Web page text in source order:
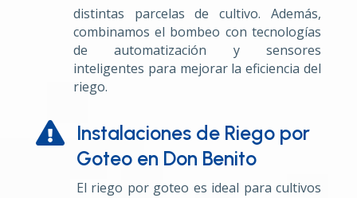
distintas parcelas de cultivo. Además,
combinamos el bombeo con tecnologías
de automatización y sensores
inteligentes para mejorar la eficiencia del
riego.

Instalaciones de Riego por
Goteo en Don Benito
El riego por goteo es ideal para cultivos